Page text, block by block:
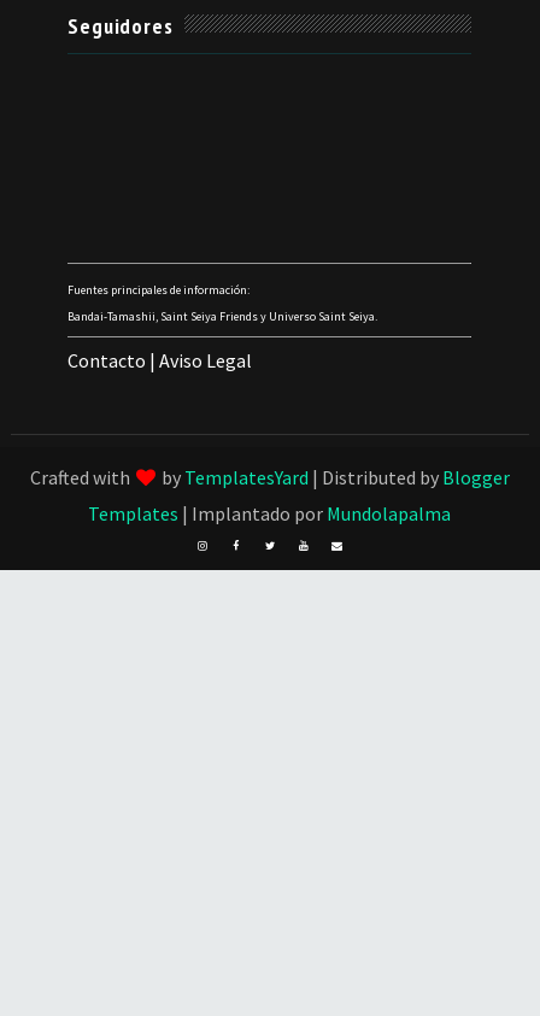
Seguidores
Fuentes principales de información:
Bandai-Tamashii, Saint Seiya Friends y Universo Saint Seiya.
Contacto |Aviso Legal
Crafted with by TemplatesYard | Distributed by Blogger
Templates | Implantado por Mundolapalma